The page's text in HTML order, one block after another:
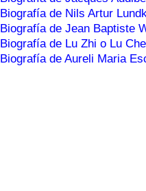
Biografía de Nils Artur
Biografía de Jean Baptiste
Biografía de Lu Zhi o Lu Che
Biografía de Aureli Maria